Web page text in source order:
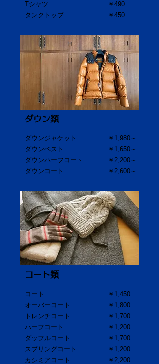
Tシャツ
タンクトップ
￥490
￥450
ダウン類
ダウンジャケット
ダウンベスト
ダウンハーフコート
ダウンコート
￥1,980～
￥1,650～
​￥2,200～
￥2,600～
コート類
コート
オーバーコート
トレンチコート
ハーフコート
ダッフルコート
スプリングコート
カシミアコート
￥1,450
￥1,800
​￥1,700
￥1,200
￥1,700
￥1,200
￥2,200